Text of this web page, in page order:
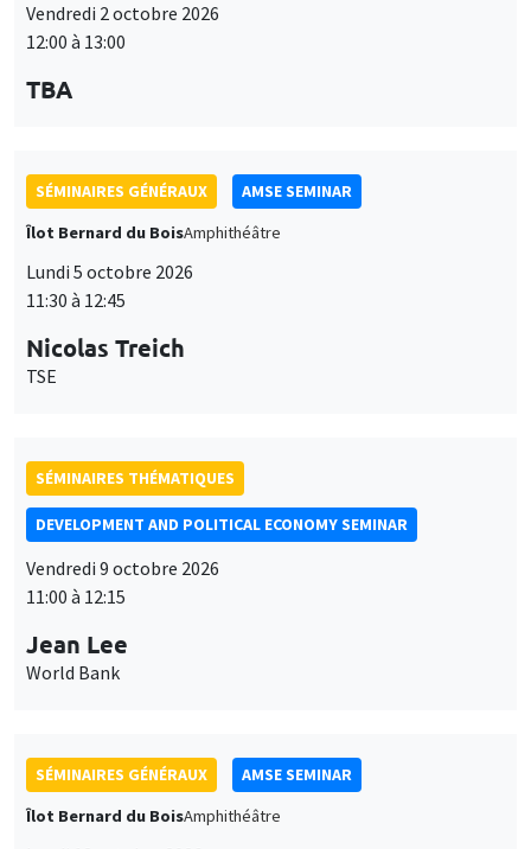
12:00 à 13:00
SÉMINAIRES GÉNÉRAUX
AMSE SEMINAR
Îlot Bernard du BoisAmphithéâtre
11:30 à 12:45
TSE
SÉMINAIRES THÉMATIQUES
DEVELOPMENT AND POLITICAL ECONOMY SEMINAR
Vendredi 9 octobre 2026
11:00 à 12:15
World Bank
SÉMINAIRES GÉNÉRAUX
AMSE SEMINAR
Îlot Bernard du BoisAmphithéâtre